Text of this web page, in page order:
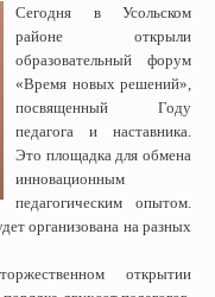
Сегодня в Усольском
районе открыли
образовательный форум
«Время новых решений»,
посвященный Году
педагога и наставника.
Это площадка для обмена
инновационным
педагогическим опытом.
организована на разных
открытии